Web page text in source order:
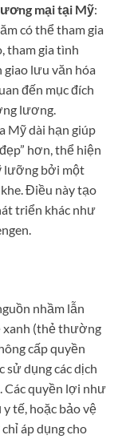
mại tại Mỹ:
có thể tham gia
tham gia tình
giao lưu văn hóa
đến mục đích
lương.
Mỹ dài hạn giúp
hơn, thể hiện
lưỡng bởi một
Điều này tạo
triển khác như
nhầm lẫn
xanh (thẻ thường
cấp quyền
sử dụng các dịch
Các quyền lợi như
tế, hoặc bảo vệ
áp dụng cho